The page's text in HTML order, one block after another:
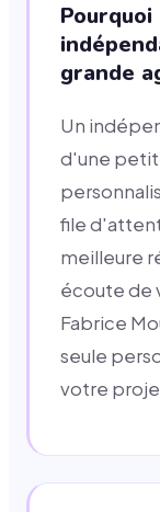
grande
Un
d'une
file
meilleure
écoute de
Fabrice
seule
votre